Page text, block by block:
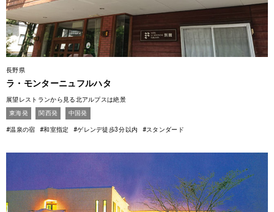
長野県
ラ・モンターニュフルハタ
展望レストランから見る北アルプスは絶景
東海発
関西発 中国発
#温泉の宿 #和室指定 #ゲレンデ徒歩3分以内 #スタンダード